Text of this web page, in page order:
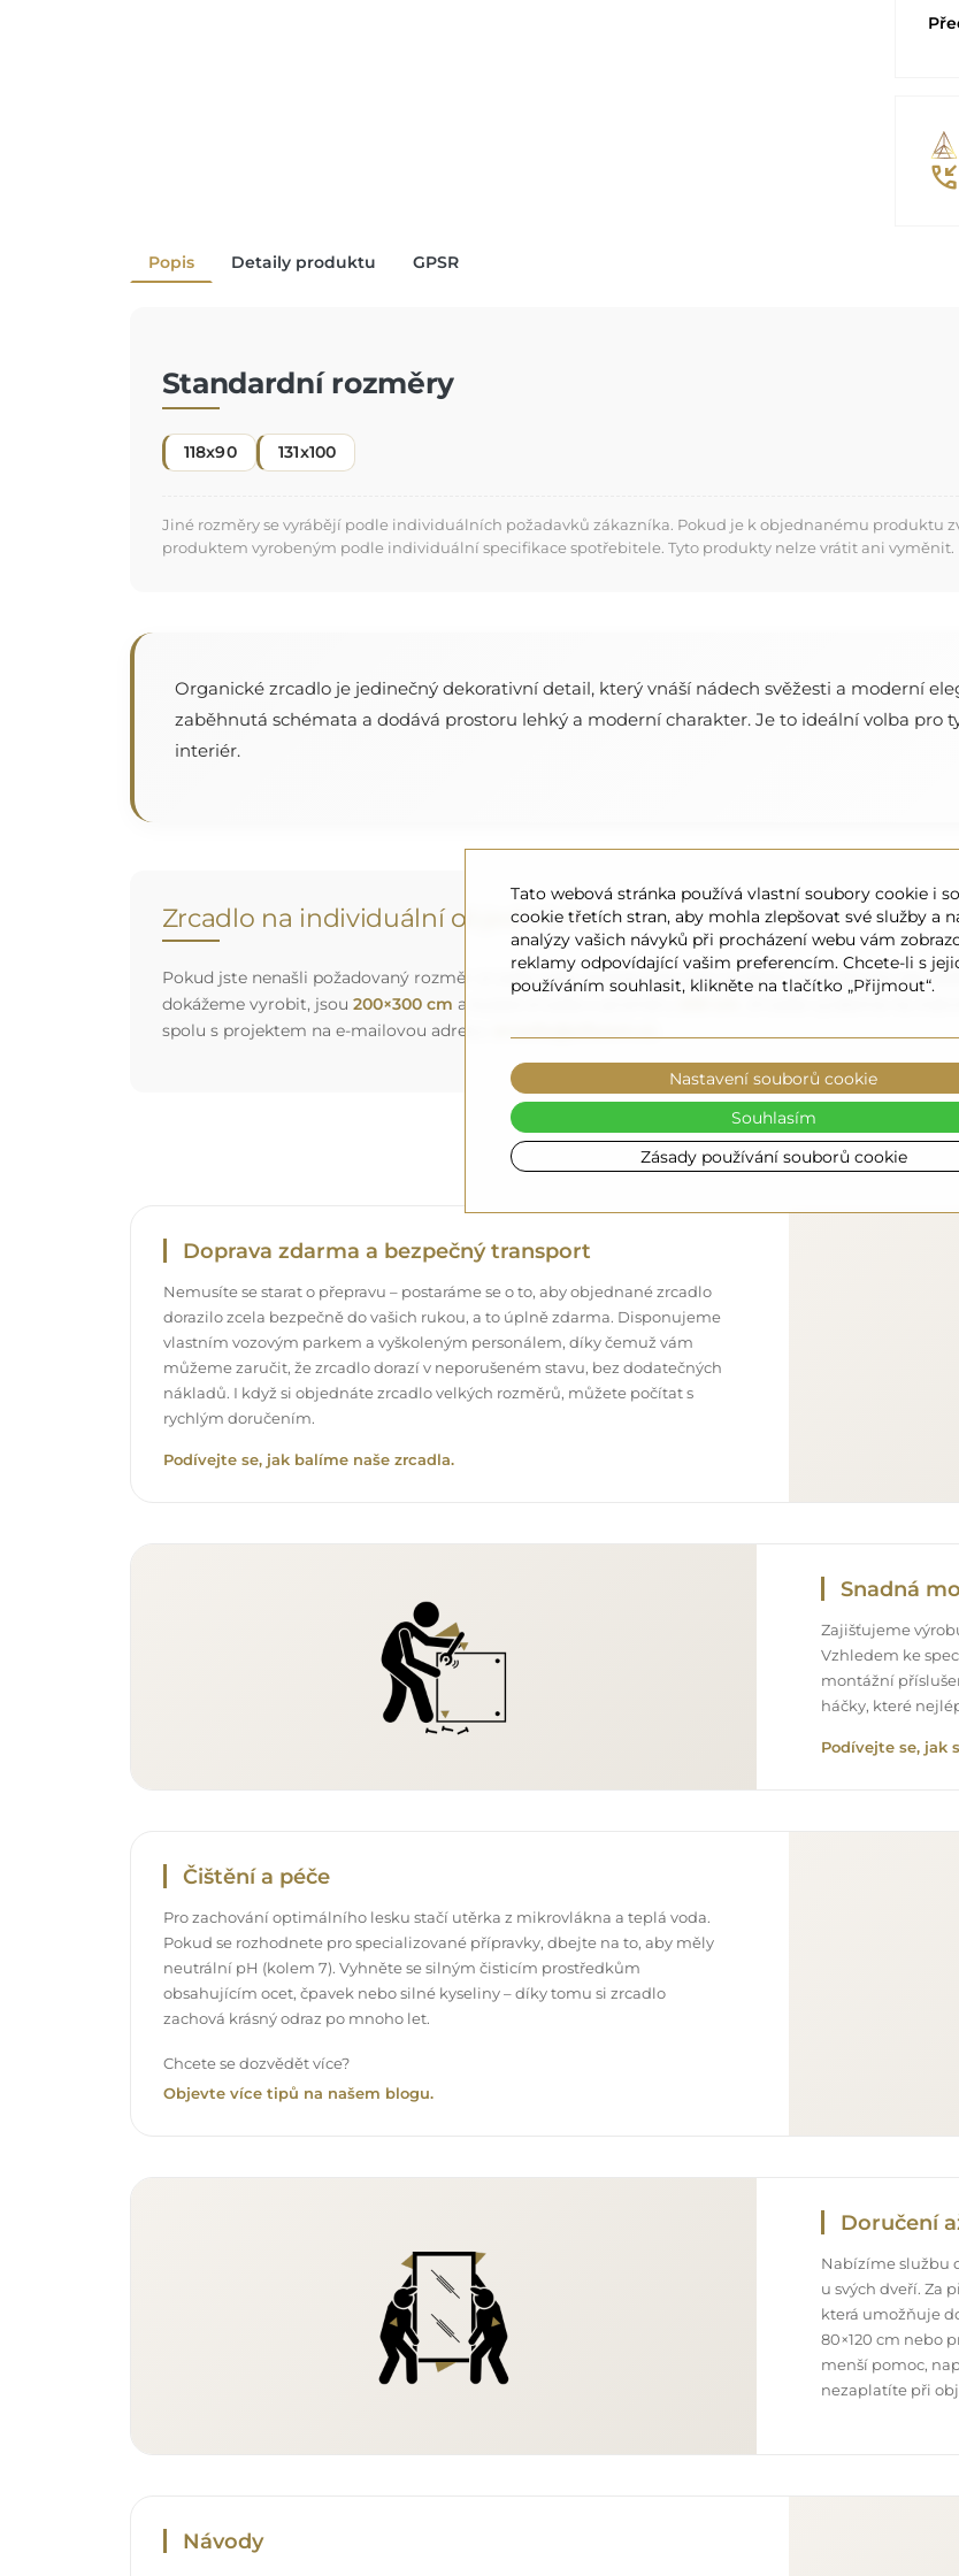
phone_callback
Popis Detaily produktu GPSR
Standardní rozměry
118x90 131x100
Jiné rozměry se vyrábějí podle individuálních požadavků zákazníka. Pokud je k objednanému produktu
produktem vyrobeným podle individuální specifikace spotřebitele. Tyto produkty nelze vrátit ani vyměnit.
Organické zrcadlo je jedinečný dekorativní detail, který vnáší nádech svěžesti a moderní
zaběhnutá schémata a dodává prostoru lehký a moderní charakter. Je to ideální volba pro
interiér.
Zrcadlo na individuální objednávku
Pokud jste nenašli požadovaný rozměr zrcadla nebo potřebujete jiné rozdělení, kontaktujte nás
dokážeme vyrobit, jsou 200×300 cm a kulatá zrcadla o průměru
. Zrcadla vyrábíme na
spolu s projektem na e-mailovou adresu:
Doprava zdarma a bezpečný transport
Nemusíte se starat o přepravu – postaráme se o to, aby objednané zrcadlo
dorazilo zcela bezpečně do vašich rukou, a to úplně zdarma. Disponujeme
vlastním vozovým parkem a vyškoleným personálem, díky čemuž vám
můžeme zaručit, že zrcadlo dorazí v neporušeném stavu, bez dodatečných
nákladů. I když si objednáte zrcadlo velkých rozměrů, můžete počítat s
rychlým doručením.
Podívejte se, jak balíme naše zrcadla.
Snadná
Zajišťujeme
Vzhledem ke
montážní
háčky, které
Podívejte se, jak
Čištění a péče
Pro zachování optimálního lesku stačí utěrka z mikrovlákna a teplá voda.
Pokud se rozhodnete pro specializované přípravky, dbejte na to, aby měly
neutrální pH (kolem 7). Vyhněte se silným čisticím prostředkům
obsahujícím ocet, čpavek nebo silné kyseliny – díky tomu si zrcadlo
zachová krásný odraz po mnoho let.
Chcete se dozvědět více?
Objevte více tipů na našem blogu.
Doručení
Nabízíme službu
u svých dveří. Za
která umožňuje
80×120 cm nebo
menší pomoc,
nezaplatíte při
Návody
Tato webová stránka používá vlastní soubory cookie i
cookie třetích stran, aby mohla zlepšovat své služby a
analýzy vašich návyků při procházení webu vám
reklamy odpovídající vašim preferencím. Chcete-li s
používáním souhlasit, klikněte na tlačítko „Přijmout“.
Zásady používání souborů cookie
Nastavení souborů cookie
Souhlasím